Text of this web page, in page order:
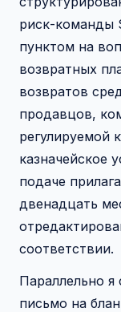
риск-команды
пунктом на
возвратных
возвратов
продавцов,
регулируемой
казначейское
подаче
двенадцать
соответствии.
Параллельно я
письмо на